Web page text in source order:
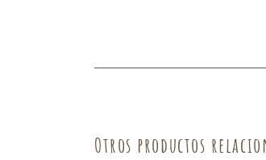
Otros productos